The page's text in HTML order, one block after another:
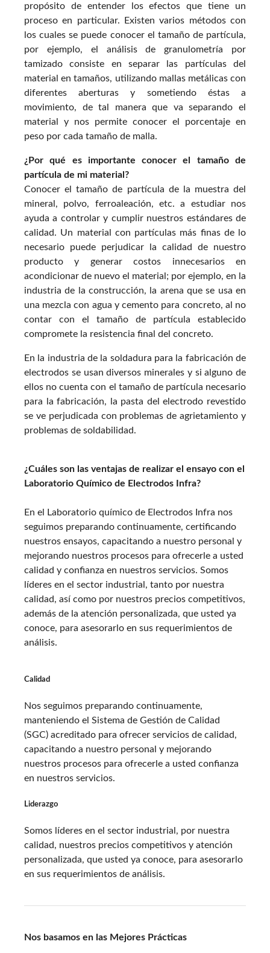
propósito de entender los efectos que tiene un
proceso en particular. Existen varios métodos con
los cuales se puede conocer el tamaño de partícula,
por ejemplo, el análisis de granulometría por
tamizado consiste en separar las partículas del
material en tamaños, utilizando mallas metálicas con
diferentes aberturas y sometiendo éstas a
movimiento, de tal manera que va separando el
material y nos permite conocer el porcentaje en
peso por cada tamaño de malla.
¿Por qué es importante conocer el tamaño de
partícula de mi material?
Conocer el tamaño de partícula de la muestra del
mineral, polvo, ferroaleación, etc. a estudiar nos
ayuda a controlar y cumplir nuestros estándares de
calidad. Un material con partículas más finas de lo
necesario puede perjudicar la calidad de nuestro
producto y generar costos innecesarios en
acondicionar de nuevo el material; por ejemplo, en la
industria de la construcción, la arena que se usa en
una mezcla con agua y cemento para concreto, al no
contar con el tamaño de partícula establecido
compromete la resistencia final del concreto.
En la industria de la soldadura para la fabricación de
electrodos se usan diversos minerales y si alguno de
ellos no cuenta con el tamaño de partícula necesario
para la fabricación, la pasta del electrodo revestido
se ve perjudicada con problemas de agrietamiento y
problemas de soldabilidad.
¿Cuáles son las ventajas de realizar el ensayo con el
Laboratorio Químico de Electrodos Infra?
En el Laboratorio químico de Electrodos Infra nos
seguimos preparando continuamente, certificando
nuestros ensayos, capacitando a nuestro personal y
mejorando nuestros procesos para ofrecerle a usted
calidad y confianza en nuestros servicios. Somos
líderes en el sector industrial, tanto por nuestra
calidad, así como por nuestros precios competitivos,
además de la atención personalizada, que usted ya
conoce, para asesorarlo en sus requerimientos de
análisis.
Calidad
Nos seguimos preparando continuamente,
manteniendo el Sistema de Gestión de Calidad
(SGC) acreditado para ofrecer servicios de calidad,
capacitando a nuestro personal y mejorando
nuestros procesos para ofrecerle a usted confianza
en nuestros servicios.
Liderazgo
Somos líderes en el sector industrial, por nuestra
calidad, nuestros precios competitivos y atención
personalizada, que usted ya conoce, para asesorarlo
en sus requerimientos de análisis.
Nos basamos en las Mejores Prácticas